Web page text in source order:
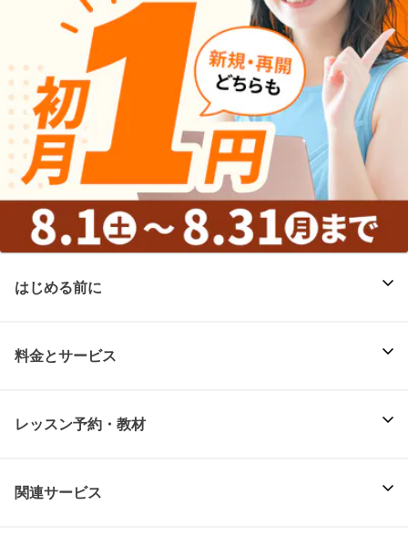
はじめる前に
料金とサービス
レッスン予約・教材
関連サービス